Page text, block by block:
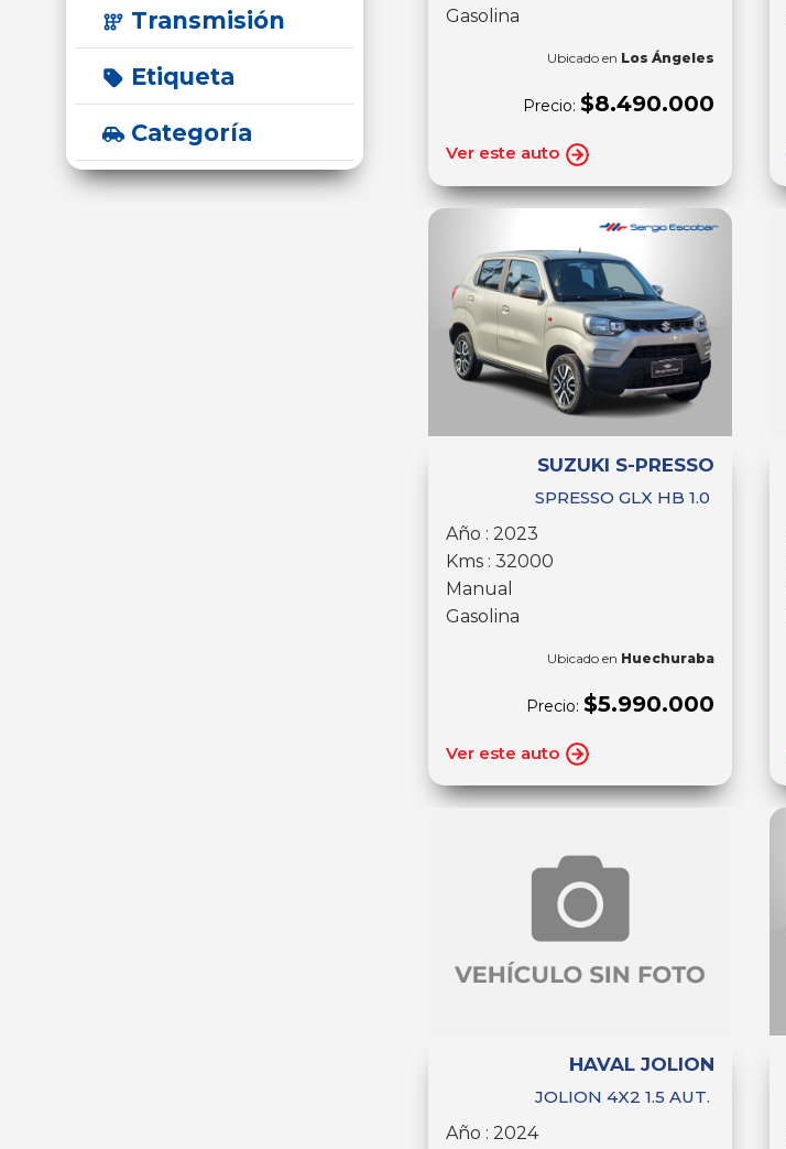
Transmisión
Etiqueta
Categoría
Gasolina
Ubicado en Los Ángeles
Precio: $8.490.000
Ver este auto
SUZUKI S-PRESSO
SPRESSO GLX HB 1.0
Año : 2023
Kms : 32000
Manual
Gasolina
Ubicado en Huechuraba
Precio: $5.990.000
Ver este auto
HAVAL JOLION
JOLION 4X2 1.5 AUT.
Año : 2024